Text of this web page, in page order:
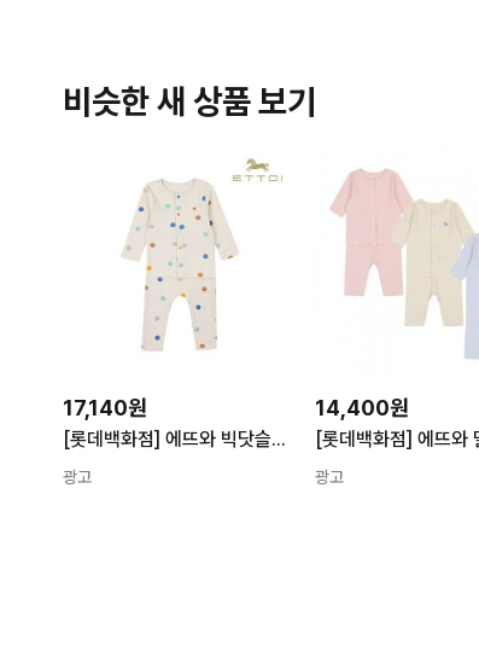
비슷한 새 상품 보기
17,140원
[롯데백화점] 에뜨와 빅닷슬림내의07P017691 LE1221384543
광고
14,400원
광고